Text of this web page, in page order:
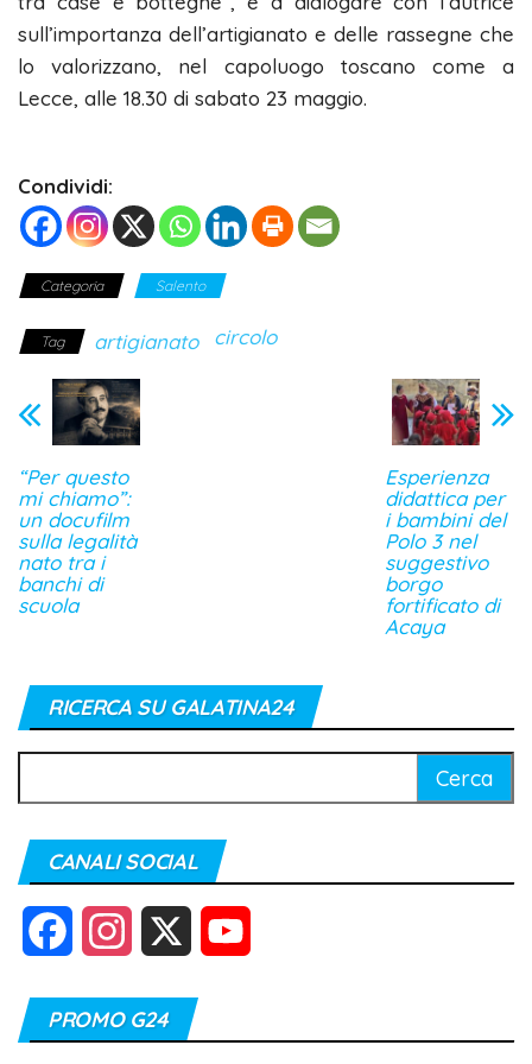
sull’importanza dell’artigianato e delle rassegne che
lo valorizzano, nel capoluogo toscano come a
Lecce, alle 18.30 di sabato 23 maggio.
Condividi:
Categoria Salento
Tag artigianato circolo
“Per questo
mi chiamo”:
un docufilm
sulla legalità
nato tra i
banchi di
scuola
Esperienza
didattica per
i bambini del
Polo 3 nel
suggestivo
borgo
fortificato di
Acaya
RICERCA SU GALATINA24
per:
CANALI SOCIAL
c s
PROMO G24